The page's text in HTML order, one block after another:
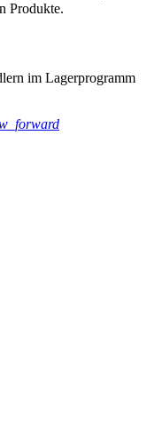
Produkte.
im Lagerprogramm